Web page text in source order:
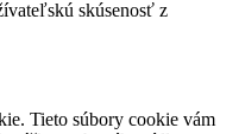
skúsenosť z
Tieto súbory cookie vám